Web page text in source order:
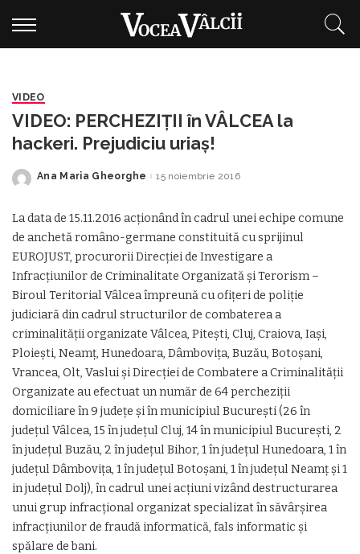
VIDEO
VIDEO: PERCHEZIŢII în VÂLCEA la
hackeri. Prejudiciu uriaș!
Posted
Ana Maria Gheorghe 15 noiembrie 2016
La data de 15.11.2016 acţionând în cadrul unei echipe comune
de anchetă româno-germane constituită cu sprijinul
EUROJUST, procurorii Direcţiei de Investigare a
Infracţiunilor de Criminalitate Organizată şi Terorism –
Biroul Teritorial Vâlcea împreună cu ofiţeri de poliţie
judiciară din cadrul structurilor de combaterea a
criminalităţii organizate Vâlcea, Piteşti, Cluj, Craiova, Iaşi,
Ploieşti, Neamţ, Hunedoara, Dâmboviţa, Buzău, Botoşani,
Vrancea, Olt, Vaslui şi Direcţiei de Combatere a Criminalităţii
Organizate au efectuat un număr de 64 percheziţii
domiciliare în 9 judeţe şi în municipiul Bucureşti (26 în
judeţul Vâlcea, 15 în judeţul Cluj, 14 în municipiul Bucureşti, 2
în judeţul Buzău, 2 în judeţul Bihor, 1 în judeţul Hunedoara, 1 în
judeţul Dâmboviţa, 1 în judeţul Botoşani, 1 în judeţul Neamţ şi 1
in judeţul Dolj), în cadrul unei acţiuni vizând destructurarea
unui grup infracţional organizat specializat în săvârşirea
infracţiunilor de fraudă informatică, fals informatic şi
spălare de bani.